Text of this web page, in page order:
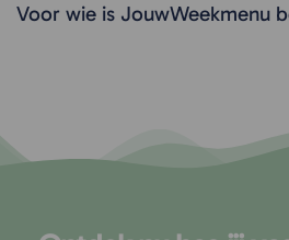
Voor wie is JouwWeekmenu